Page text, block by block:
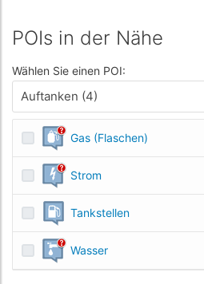
POIs in der Nähe
Wählen Sie einen POI:
Auftanken (4)
Gas (Flaschen)
Strom
Tankstellen
Wasser